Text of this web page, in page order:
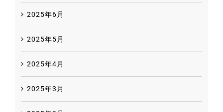
2025年6月
2025年5月
2025年4月
2025年3月